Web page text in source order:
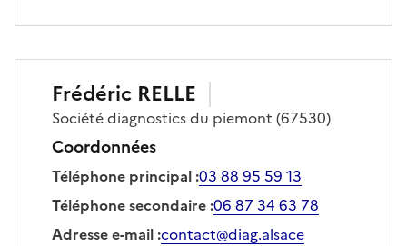
Frédéric RELLE
Sociétédiagnostics du piemont (67530)
Coordonnées
Téléphone principal:03 88 95 59 13
Téléphone secondaire:06 87 34 63 78
Adresse e-mail:contact@diag.alsace